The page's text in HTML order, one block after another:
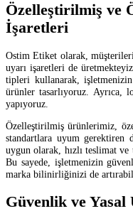
Özelleştirilmiş ve
İşaretleri
Ostim Etiket olarak,
uyarı işaretleri de
tipleri kullanarak,
ürünler tasarlıyoruz. Ayrıca,
yapıyoruz.
Özelleştirilmiş ürünlerimiz,
standartlara uyum gerektiren
uygun olarak, hızlı teslimat
Bu sayede, işletmenizin
marka bilinirliğinizi de
Güvenlik ve Yasal